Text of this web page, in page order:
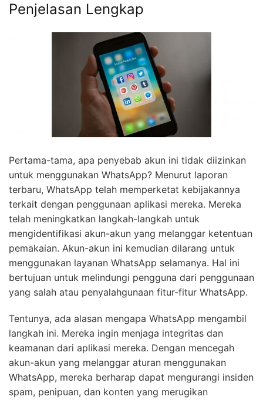
Penjelasan Lengkap
Pertama-tama, apa penyebab akun ini tidak diizinkan
untuk menggunakan WhatsApp? Menurut laporan
terbaru, WhatsApp telah memperketat kebijakannya
terkait dengan penggunaan aplikasi mereka. Mereka
telah meningkatkan langkah-langkah untuk
mengidentifikasi akun-akun yang melanggar ketentuan
pemakaian. Akun-akun ini kemudian dilarang untuk
menggunakan layanan WhatsApp selamanya. Hal ini
bertujuan untuk melindungi pengguna dari penggunaan
yang salah atau penyalahgunaan fitur-fitur WhatsApp.
Tentunya, ada alasan mengapa WhatsApp mengambil
langkah ini. Mereka ingin menjaga integritas dan
keamanan dari aplikasi mereka. Dengan mencegah
akun-akun yang melanggar aturan menggunakan
WhatsApp, mereka berharap dapat mengurangi insiden
spam, penipuan, dan konten yang merugikan